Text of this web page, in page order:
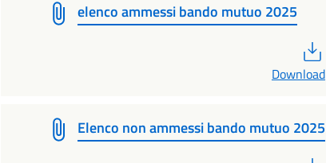
elenco ammessi bando mutuo 2025
Download
Elenco non ammessi bando mutuo 2025